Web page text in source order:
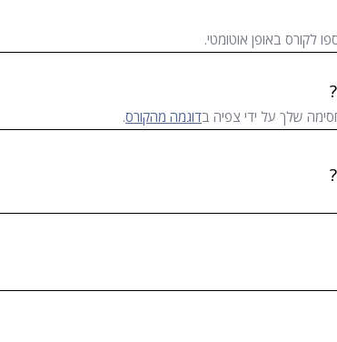
לקורס באופן אוטומטי.
שלך על ידי צפיה בדוגמה מהקורס.